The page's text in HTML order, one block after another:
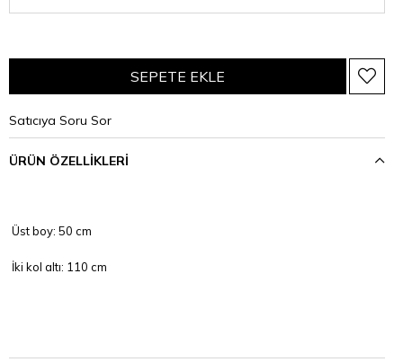
Satıcıya Soru Sor
ÜRÜN ÖZELLIKLERI
Üst boy: 50 cm
İki kol altı: 110 cm